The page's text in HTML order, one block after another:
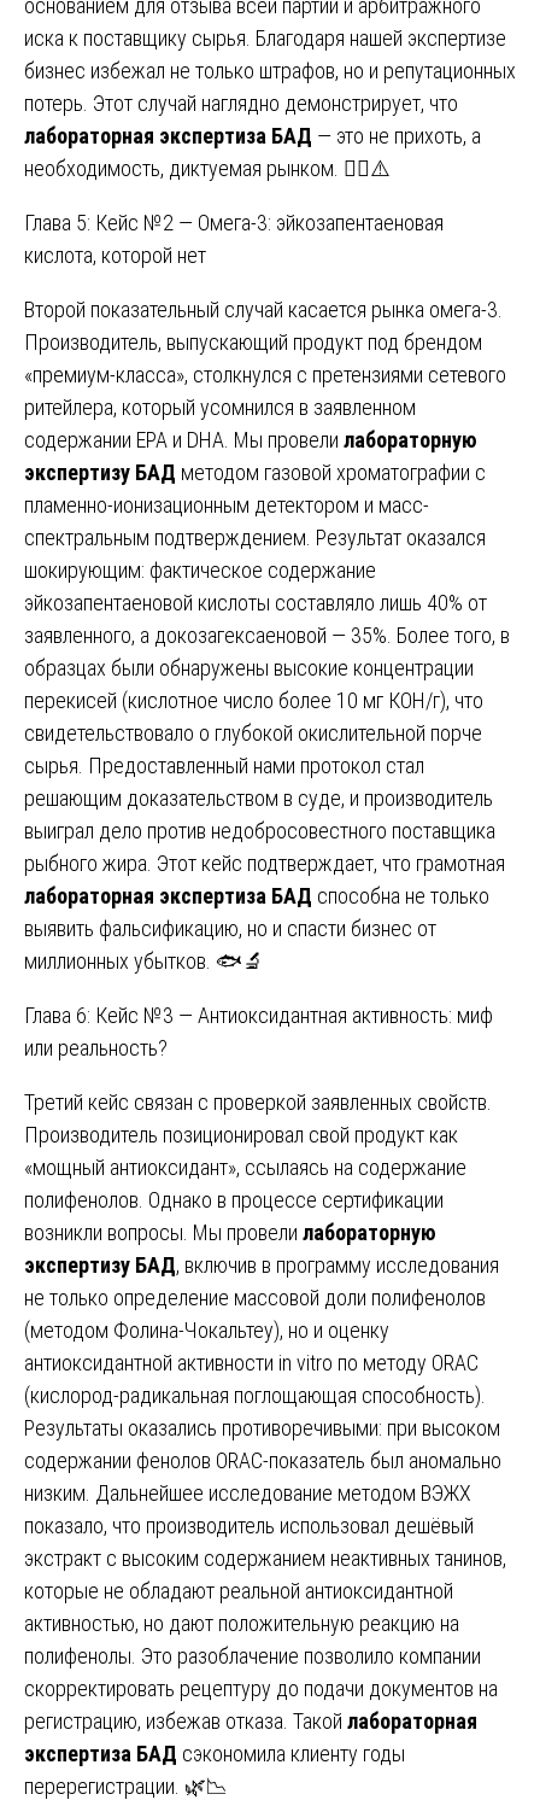
основанием для отзыва всей партии и арбитражного
иска к поставщику сырья. Благодаря нашей экспертизе
бизнес избежал не только штрафов, но и репутационных
потерь. Этот случай наглядно демонстрирует, что
лабораторная экспертиза БАД — это не прихоть, а
необходимость, диктуемая рынком. 🕵️‍♂️⚠️
Глава 5: Кейс №2 — Омега-3: эйкозапентаеновая
кислота, которой нет
Второй показательный случай касается рынка омега-3.
Производитель, выпускающий продукт под брендом
«премиум-класса», столкнулся с претензиями сетевого
ритейлера, который усомнился в заявленном
содержании EPA и DHA. Мы провели лабораторную
экспертизу БАД методом газовой хроматографии с
пламенно-ионизационным детектором и масс-
спектральным подтверждением. Результат оказался
шокирующим: фактическое содержание
эйкозапентаеновой кислоты составляло лишь 40% от
заявленного, а докозагексаеновой — 35%. Более того, в
образцах были обнаружены высокие концентрации
перекисей (кислотное число более 10 мг КОН/г), что
свидетельствовало о глубокой окислительной порче
сырья. Предоставленный нами протокол стал
решающим доказательством в суде, и производитель
выиграл дело против недобросовестного поставщика
рыбного жира. Этот кейс подтверждает, что грамотная
лабораторная экспертиза БАД способна не только
выявить фальсификацию, но и спасти бизнес от
миллионных убытков. 🐟🔬
Глава 6: Кейс №3 — Антиоксидантная активность: миф
или реальность?
Третий кейс связан с проверкой заявленных свойств.
Производитель позиционировал свой продукт как
«мощный антиоксидант», ссылаясь на содержание
полифенолов. Однако в процессе сертификации
возникли вопросы. Мы провели лабораторную
экспертизу БАД, включив в программу исследования
не только определение массовой доли полифенолов
(методом Фолина-Чокальтеу), но и оценку
антиоксидантной активности in vitro по методу ORAC
(кислород-радикальная поглощающая способность).
Результаты оказались противоречивыми: при высоком
содержании фенолов ORAC-показатель был аномально
низким. Дальнейшее исследование методом ВЭЖХ
показало, что производитель использовал дешёвый
экстракт с высоким содержанием неактивных танинов,
которые не обладают реальной антиоксидантной
активностью, но дают положительную реакцию на
полифенолы. Это разоблачение позволило компании
скорректировать рецептуру до подачи документов на
регистрацию, избежав отказа. Такой лабораторная
экспертиза БАД сэкономила клиенту годы
перерегистрации. 🌿📉